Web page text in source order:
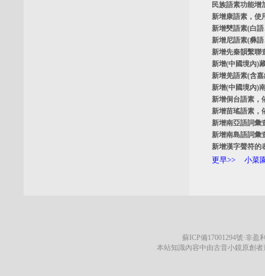
民族語素功能
新增康語素，使
新增僰語素(白
新增尼語素(彝
新增先秦韻繫聯
新增(中國境內)
新增羌語素(含
新增(中國境內)
新增侗台語素，
新增苗瑤語素，
新增南亞語詞彙
新增南島語詞彙
新增漢字聲符的
更早>> 小菜
蘇ICP備17001294號·非盈
本站知識內容中由古音小鏡原創